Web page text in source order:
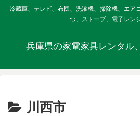
冷蔵庫、テレビ、布団、洗濯機、掃除機、エア
つ、ストーブ、電子レン
兵庫県の家電家具レンタル
川西市